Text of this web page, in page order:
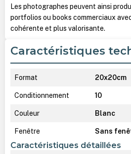
Les photographes peuvent ainsi
portfolios ou books commerciaux
cohérente et plus valorisante.
Caractéristiques
Format 20x20cm
Conditionnement 10
Couleur Blanc
Fenêtre Sans
Caractéristiques détaillées